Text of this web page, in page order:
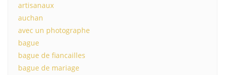
artisanaux
auchan
avec un photographe
bague
bague de fiancailles
bague de mariage